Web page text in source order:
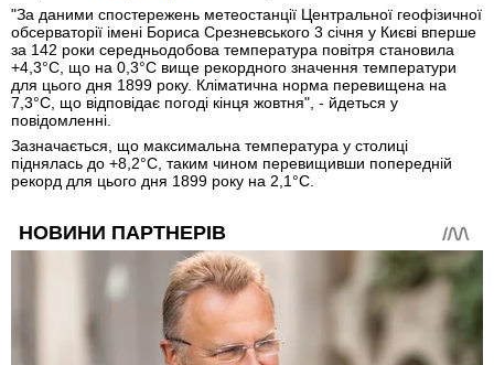
"За даними спостережень метеостанції Центральної геофізичної
обсерваторії імені Бориса Срезневського 3 січня у Києві вперше
за 142 роки середньодобова температура повітря становила
+4,3°С, що на 0,3°С вище рекордного значення температури
для цього дня 1899 року. Кліматична норма перевищена на
7,3°С, що відповідає погоді кінця жовтня", - йдеться у
повідомленні.
Зазначається, що максимальна температура у столиці
піднялась до +8,2°С, таким чином перевищивши попередній
рекорд для цього дня 1899 року на 2,1°С.